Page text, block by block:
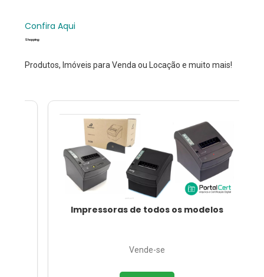
Confira Aqui
Shopping
Produtos, Imóveis para Venda ou Locação e muito mais!
Impressoras de todos os modelos
Vende-se